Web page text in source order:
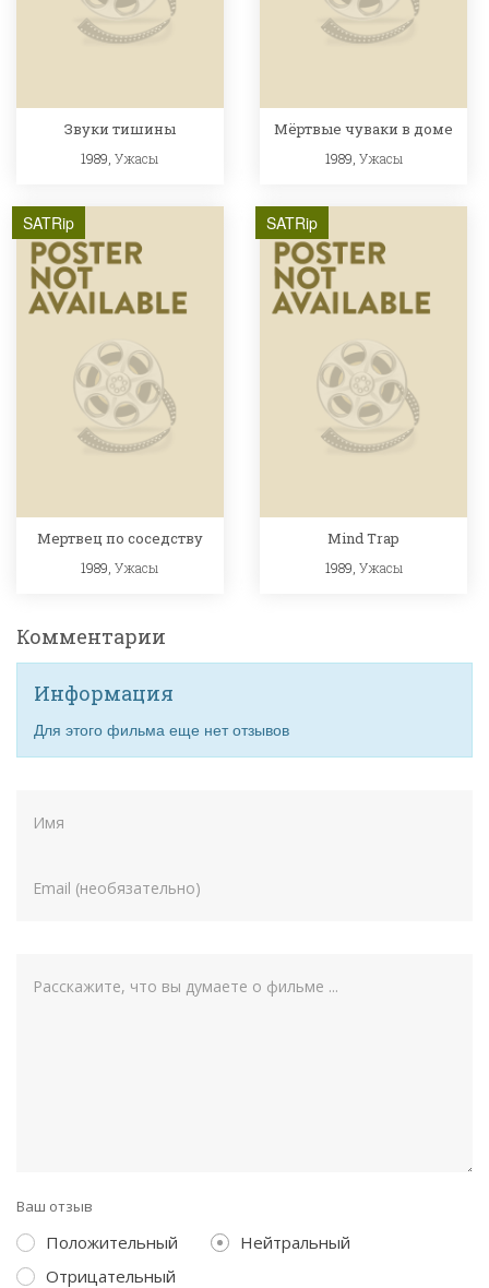
Звуки тишины
1989,Ужасы
Мёртвые чуваки в доме
1989, Ужасы
SATRip
Мертвец по соседству
1989,Ужасы
SATRip
Mind Trap
1989, Ужасы
Комментарии
Информация
Для этого фильма еще нет отзывов
Ваш отзыв
Положительный
Нейтральный
Отрицательный